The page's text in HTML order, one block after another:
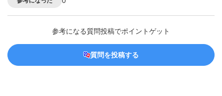
参考になる質問投稿でポイントゲット
質問を投稿する